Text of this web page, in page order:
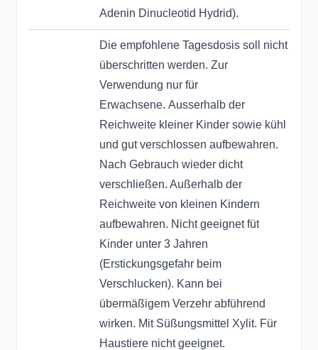
Adenin Dinucleotid Hydrid).
Die empfohlene Tagesdosis soll nicht
überschritten werden. Zur
Verwendung nur für
Erwachsene. Ausserhalb der
Reichweite kleiner Kinder sowie kühl
und gut verschlossen aufbewahren.
Nach Gebrauch wieder dicht
verschließen. Außerhalb der
Reichweite von kleinen Kindern
aufbewahren. Nicht geeignet füt
Kinder unter 3 Jahren
(Erstickungsgefahr beim
Verschlucken). Kann bei
übermäßigem Verzehr abführend
wirken. Mit Süßungsmittel Xylit. Für
Haustiere nicht geeignet.